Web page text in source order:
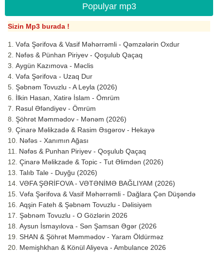
Populyar mp3
Sizin Mp3 burada !
Vəfa Şərifova & Vasif Məhərrəmli - Qəmzələrin Oxdur
Nəfəs & Pünhan Piriyev - Qoşulub Qaçaq
Aygün Kazımova - Məclis
Vəfa Şərifova - Uzaq Dur
Şəbnəm Tovuzlu - A Leyla (2026)
İlkin Hasan, Xatirə İslam - Ömrüm
Rəsul Əfəndiyev - Ömrüm
Şöhrət Məmmədov - Mənəm (2026)
Çinarə Məlikzadə & Rasim Əsgərov - Hekayə
Nəfəs - Xanımın Ağası
Nəfəs & Punhan Piriyev - Qoşulub Qaçaq
Çinarə Məlikzade & Topic - Tut Əlimdən (2026)
Talıb Tale - Duyğu (2026)
VƏFA ŞƏRİFOVA - VƏTƏNİMƏ BAĞLIYAM (2026)
Vəfa Şərifova & Vasif Məhərrəmli - Dağlara Çən Düşəndə
Aqşin Fateh & Şəbnəm Tovuzlu - Dəlisiyəm
Şəbnəm Tovuzlu - O Gözlərin 2026
Aysun İsmayılova - Sən Şamsan Əgər (2026
SHAN & Şöhrət Məmmədov - Yaram Öldürməz
Memişhkhan & Könül Aliyeva - Ambulance 2026